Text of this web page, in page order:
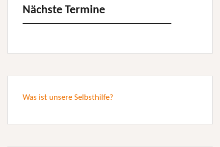
Nächste Termine
Was ist unsere Selbsthilfe?